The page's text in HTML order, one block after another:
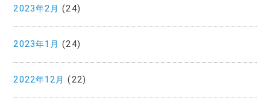
2023年2月 (24)
2023年1月 (24)
2022年12月 (22)